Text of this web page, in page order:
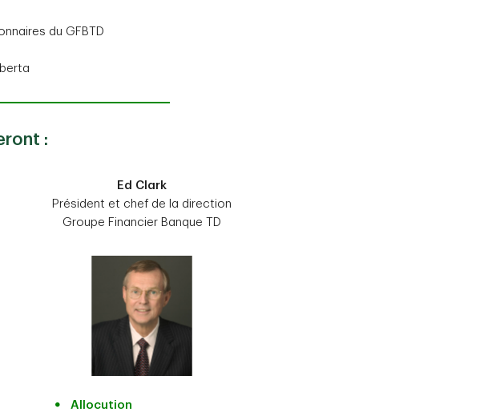
du GFBTD
:
Ed Clark
Président et chef de la direction
Groupe Financier Banque TD
Allocution